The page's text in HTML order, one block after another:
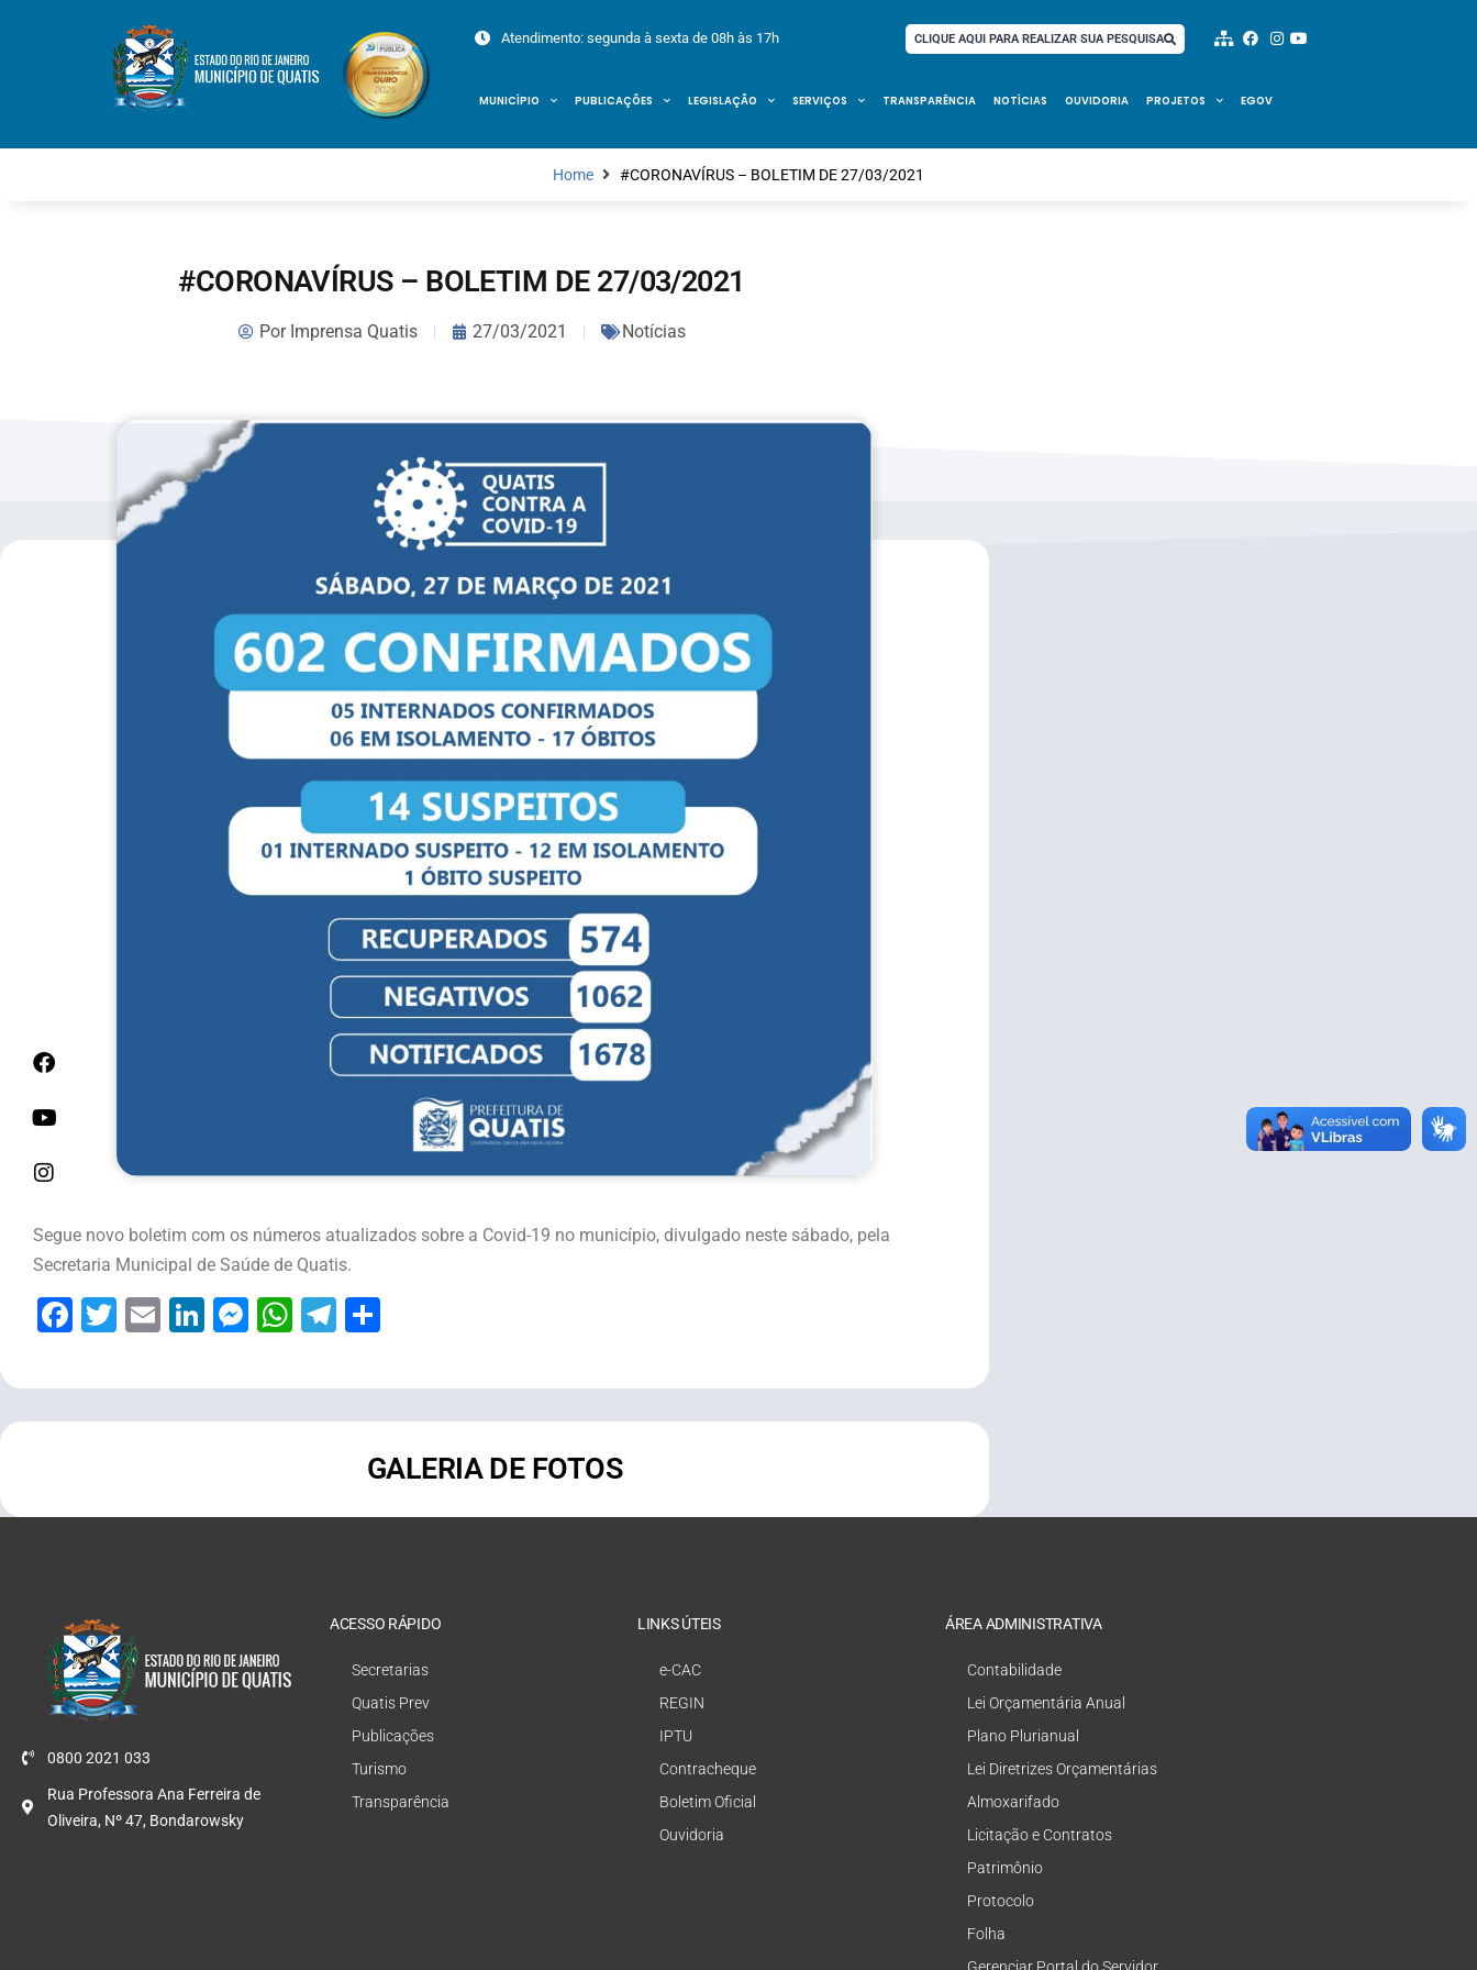
Atendimento: segunda à sexta de 08h às 17h CLIQUE AQUI PARA REALIZAR SUA PESQUISA
MUNICÍPIO PUBLICAÇÕES LEGISLAÇÃO SERVIÇOS TRANSPARÊNCIA NOTÍCIAS OUVIDORIA PROJETOS EGOV
Home #CORONAVÍRUS – BOLETIM DE 27/03/2021
#CORONAVÍRUS – BOLETIM DE 27/03/2021
PorImprensa Quatis 27/03/2021 Notícias
Segue novo boletim com os números atualizados sobre a Covid-19 no município, divulgado neste sábado, pela
Secretaria Municipal de Saúde de Quatis.
Facebook
Twitter
EmailLinkedIn
Messenger
WhatsApp
Telegram
GALERIA DE FOTOS
0800 2021 033
Rua Professora Ana Ferreira de
Oliveira, Nº 47, Bondarowsky
ACESSO RÁPIDO
Secretarias
Quatis Prev
Publicações
Turismo
Transparência
LINKS ÚTEIS
e-CAC
REGIN
IPTU
Contracheque
Boletim Oficial
Ouvidoria
ÁREA ADMINISTRATIVA
Contabilidade
Lei Orçamentária Anual
Plano Plurianual
Lei Diretrizes Orçamentárias
Almoxarifado
Licitação e Contratos
Patrimônio
Protocolo
Folha